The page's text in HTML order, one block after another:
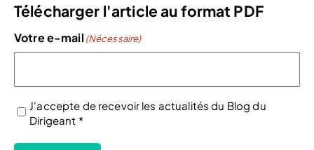
Télécharger l'article au format PDF
Votre e-mail (Nécessaire)
(Nécessaire)
J'accepte de recevoir les actualités du Blog du
Dirigeant *